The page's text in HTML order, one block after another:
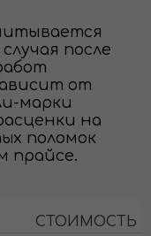
после
от
марки
на
поломок
прайсе.
СТОИМОСТЬ